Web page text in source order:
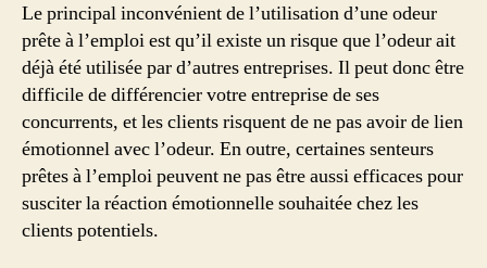
Le principal inconvénient de l’utilisation d’une odeur
prête à l’emploi est qu’il existe un risque que l’odeur ait
déjà été utilisée par d’autres entreprises. Il peut donc être
difficile de différencier votre entreprise de ses
concurrents, et les clients risquent de ne pas avoir de lien
émotionnel avec l’odeur. En outre, certaines senteurs
prêtes à l’emploi peuvent ne pas être aussi efficaces pour
susciter la réaction émotionnelle souhaitée chez les
clients potentiels.